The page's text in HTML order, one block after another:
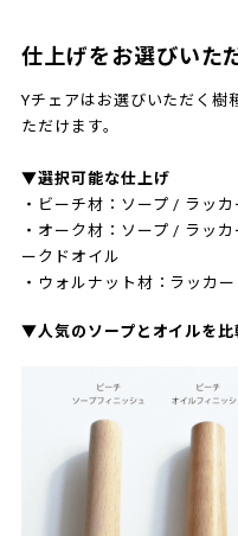
仕上げをお選びいた
Yチェアはお選びいただく樹
ただけます。
▼選択可能な仕上げ
・ビーチ材：ソープ / ラッ
・オーク材：ソープ / ラッ
ークドオイル
・ウォルナット材：ラッカ
▼人気のソープとオイルを比